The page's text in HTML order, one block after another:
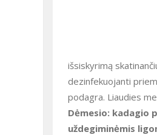
išsiskyrimą
dezinfekuojanti
podagra. Liaudies
Dėmesio: kadagio
uždegiminėmis